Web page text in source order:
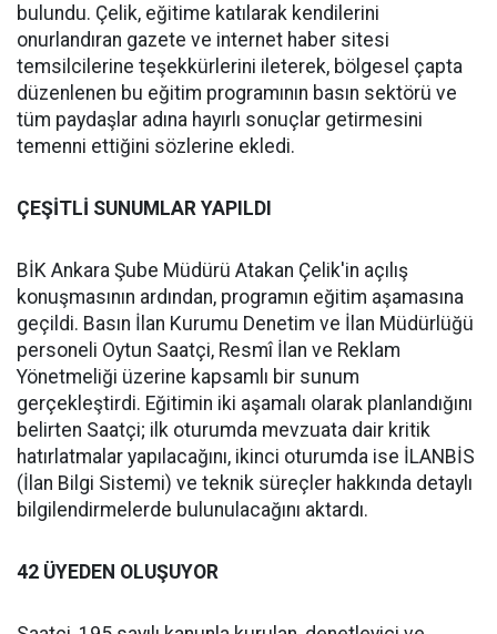
bulundu. Çelik, eğitime katılarak kendilerini
onurlandıran gazete ve internet haber sitesi
temsilcilerine teşekkürlerini ileterek, bölgesel çapta
düzenlenen bu eğitim programının basın sektörü ve
tüm paydaşlar adına hayırlı sonuçlar getirmesini
temenni ettiğini sözlerine ekledi.
ÇEŞİTLİ SUNUMLAR YAPILDI
BİK Ankara Şube Müdürü Atakan Çelik'in açılış
konuşmasının ardından, programın eğitim aşamasına
geçildi. Basın İlan Kurumu Denetim ve İlan Müdürlüğü
personeli Oytun Saatçi, Resmî İlan ve Reklam
Yönetmeliği üzerine kapsamlı bir sunum
gerçekleştirdi. Eğitimin iki aşamalı olarak planlandığını
belirten Saatçi; ilk oturumda mevzuata dair kritik
hatırlatmalar yapılacağını, ikinci oturumda ise İLANBİS
(İlan Bilgi Sistemi) ve teknik süreçler hakkında detaylı
bilgilendirmelerde bulunulacağını aktardı.
42 ÜYEDEN OLUŞUYOR